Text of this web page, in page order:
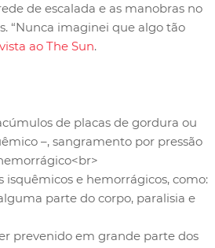
de escalada e as manobras no
“Nunca imaginei que algo tão
ao The Sun.